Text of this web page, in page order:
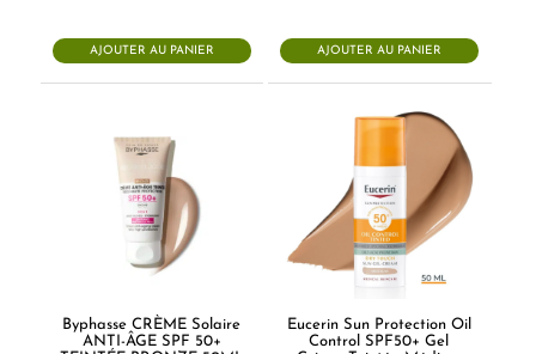
AJOUTER AU PANIER
était :
18.000 CFA.
est :
10.500
AJOUTER AU PANIER
Byphasse CRÈME Solaire
ANTI-ÂGE SPF 50+
Eucerin Sun Protection Oil
Control SPF50+ Gel